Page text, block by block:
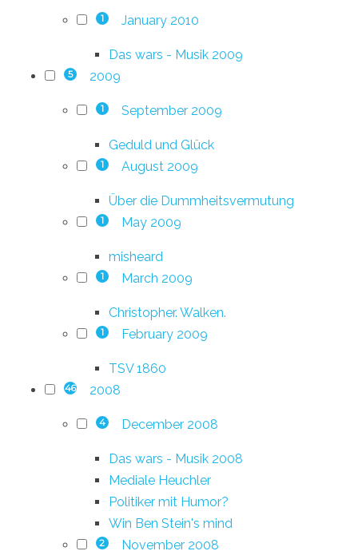
1 January 2010
Das wars - Musik 2009
5 2009
1 September 2009
Geduld und Glück
1 August 2009
Über die Dummheitsvermutung
1 May 2009
misheard
1 March 2009
Christopher. Walken.
1 February 2009
TSV 1860
46 2008
4 December 2008
Das wars - Musik 2008
Mediale Heuchler
Politiker mit Humor?
Win Ben Stein's mind
2 November 2008